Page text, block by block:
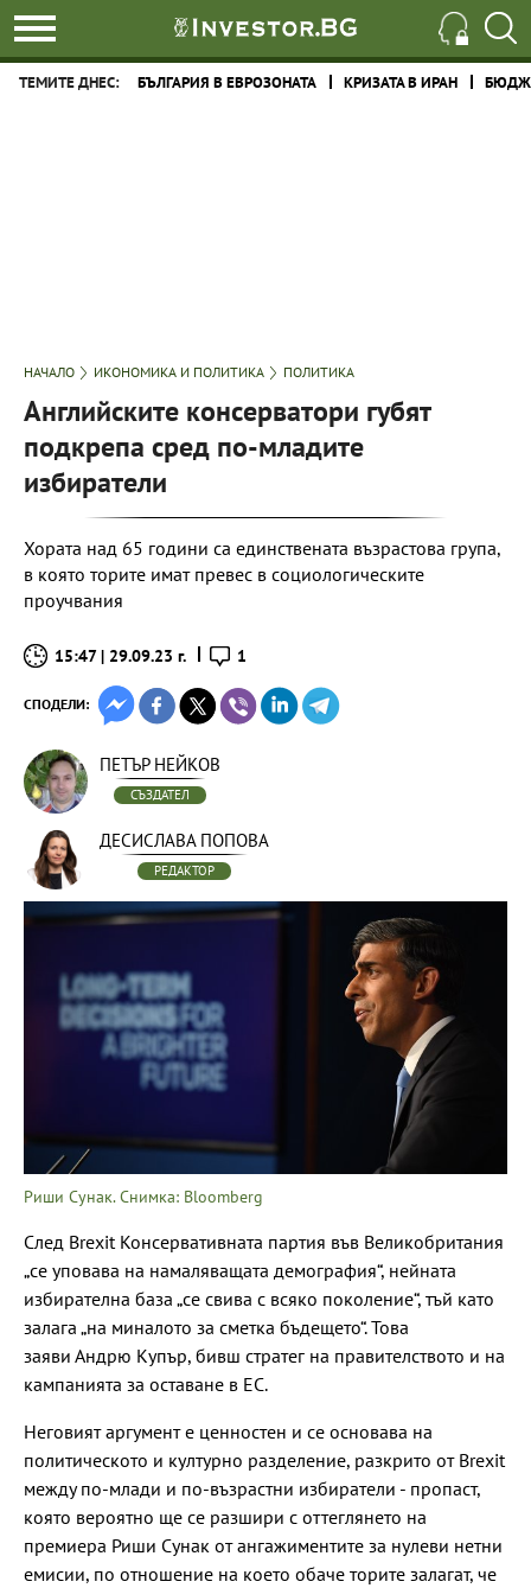
ТЕМИТЕ ДНЕС: БЪЛГАРИЯ В ЕВРОЗОНАТА КРИЗАТА В ИРАН
НАЧАЛО ИКОНОМИКА И ПОЛИТИКА ПОЛИТИКА
Английските консерватори губят
подкрепа сред по-младите
избиратели
Хората над 65 години са единствената възрастова група,
в която торите имат превес в социологическите
проучвания
15:47 | 29.09.23 г. 1
СПОДЕЛИ:
ПЕТЪР НЕЙКОВ
СЪЗДАТЕЛ
ДЕСИСЛАВА ПОПОВА
РЕДАКТОР
Риши Сунак. Снимка: Bloomberg
След Brexit Консервативната партия във Великобритания
„се уповава на намаляващата демография“, нейната
избирателна база „се свива с всяко поколение“, тъй като
залага „на миналото за сметка бъдещето“. Това
заяви Андрю Купър, бивш стратег на правителството и на
кампанията за оставане в ЕС.
Неговият аргумент е ценностен и се основава на
политическото и културно разделение, разкрито от Brexit
между по-млади и по-възрастни избиратели - пропаст,
която вероятно ще се разшири с оттеглянето на
премиера Риши Сунак от ангажиментите за нулеви нетни
емисии, по отношение на което обаче торите залагат, че